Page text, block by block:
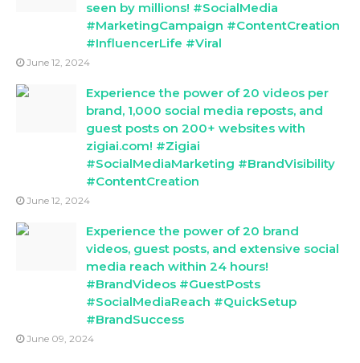
seen by millions! #SocialMedia
#MarketingCampaign #ContentCreation
#InfluencerLife #Viral
June 12, 2024
Experience the power of 20 videos per
brand, 1,000 social media reposts, and
guest posts on 200+ websites with
zigiai.com! #Zigiai
#SocialMediaMarketing #BrandVisibility
#ContentCreation
June 12, 2024
Experience the power of 20 brand
videos, guest posts, and extensive social
media reach within 24 hours!
#BrandVideos #GuestPosts
#SocialMediaReach #QuickSetup
#BrandSuccess
June 09, 2024